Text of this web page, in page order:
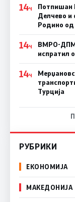
14Ч
Потпишан
Делчево и
Родино од
14Ч
ВМРО-
испратил
14Ч
Турција
РУБРИКИ
ЕКОНОМИЈА
МАКЕДОНИЈА